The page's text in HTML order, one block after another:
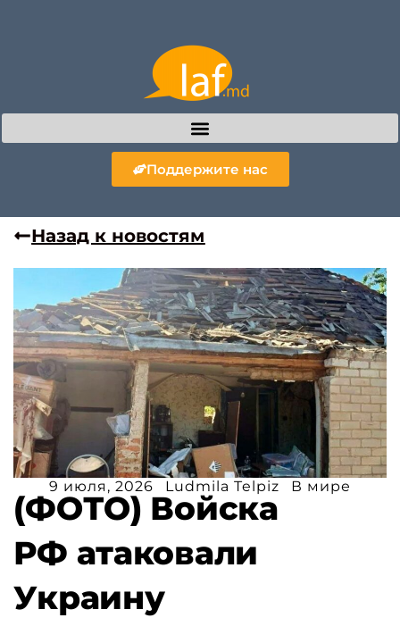
Поддержите нас
Назад к новостям
9 июля, 2026 Ludmila Telpiz В мире
(ФОТО) Войска
РФ атаковали
Украину